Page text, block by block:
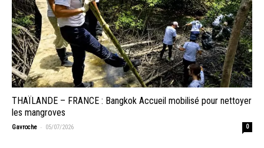
THAÏLANDE – FRANCE : Bangkok Accueil mobilisé pour nettoyer
les mangroves
Gavroche - 05/07/2026 0